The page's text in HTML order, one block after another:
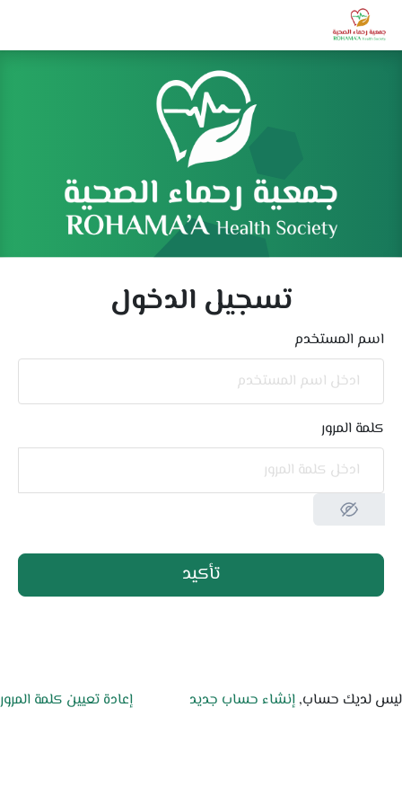
تسجيل الدخول
اسم المستخدم
كلمة المرور
تأكيد
ليس لديك حساب, إنشاء حساب جديد إعادة تعيين كلمة المرور